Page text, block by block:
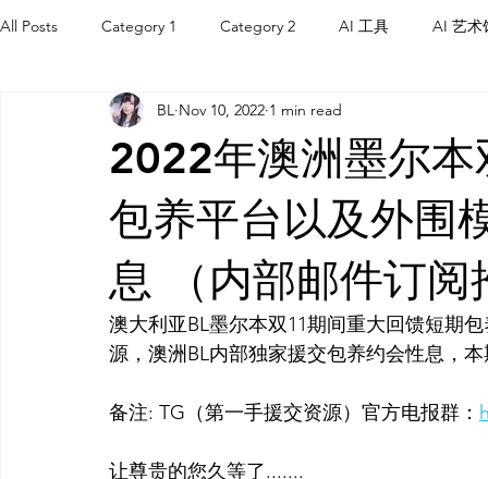
All Posts Category 1 Category 2 AI 工具 AI 艺术
AI 工具 AI Tool AI 工具
AI 新闻 AI 工具 AI 艺术馆 教程
2022年澳洲墨尔
包养平台以及外围
息 （内部邮件订阅
BL Nov 10, 2022 1 min read
澳大利亚BL墨尔本双11期间重大回馈短期
源，澳洲BL内部独家援交包养约会性息，
备注: TG（第一手援交资源）官方电报群：
让尊贵的您久等了.......